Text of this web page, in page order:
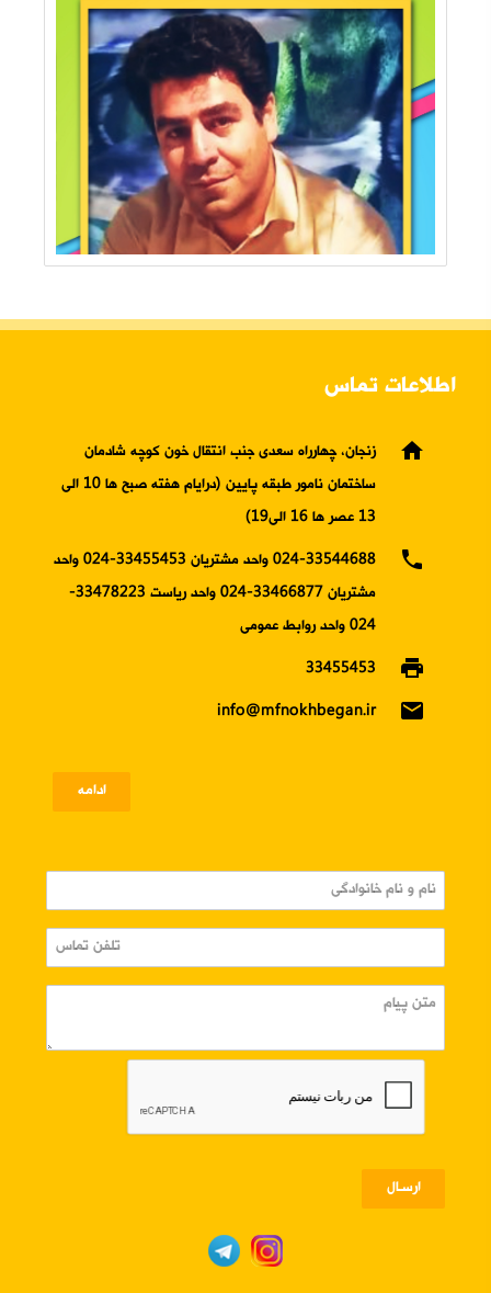
اطلاعات تماس
home
زنجان، چهارراه سعدی جنب انتقال خون کوچه شادمان
ساختمان نامور طبقه پایین (درایام هفته صبح ها 10 الی
13 عصر ها 16 الی19)
phone
024-33544688 واحد مشتریان 33455453-024 واحد
مشتریان 33466877-024 واحد ریاست 33478223-
024 واحد روابط عمومی
print
33455453
email
info@mfnokhbegan.ir
ادامه
ارسـال